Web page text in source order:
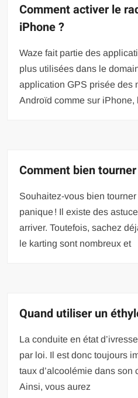
Comment activer le
iPhone ?
Waze fait partie des
plus utilisées dans le
application GPS prisée des
Androïd comme sur iPhone,
Comment bien
Souhaitez-vous bien
panique ! Il existe des
arriver. Toutefois, sachez
le karting sont nombreux et
Quand utiliser un
La conduite en état
par loi. Il est donc toujours
taux d’alcoolémie dans son
Ainsi, vous aurez